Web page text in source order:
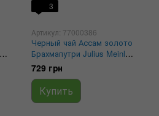
3
Артикул: 77000386
Черный чай Ассам золото
Брахмапутри Julius Meinl
фольг-пак 250 г
729 грн
Купить